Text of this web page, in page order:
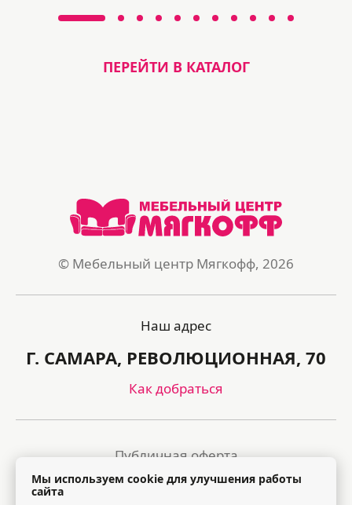
ПЕРЕЙТИ В КАТАЛОГ
© Мебельный центр Мягкофф, 2026
Наш адрес
Г. САМАРА, РЕВОЛЮЦИОННАЯ, 70
Как добраться
Публичная оферта
Политика обработки персональных данных
Мы используем cookie для улучшения работы
сайта